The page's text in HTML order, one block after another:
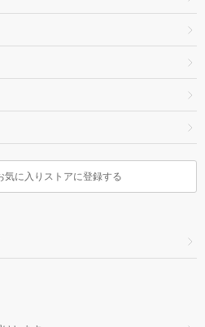
気に入りストアに登録する